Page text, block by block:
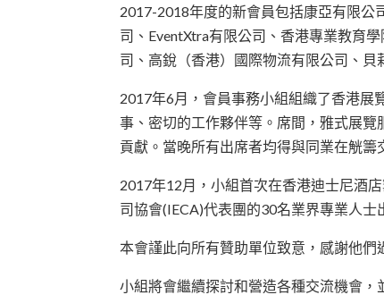
2017-2018年度的新會員包括康亞有限公
司、EventXtra有限公司、香港專業教育
司、高銳（香港）國際物流有限公司、
2017年6月，會員事務小組組織了香港展
事、密切的工作夥伴等。席間，雅式展
貢獻。當晚所有出席者均得與同業在觥籌
2017年12月，小組首次在香港迪士尼酒
司協會(IECA)代表團的30名業界專業人
本會謹此向所有贊助單位致意，感謝他們
小組將會繼續探討和營造各種交流機會，